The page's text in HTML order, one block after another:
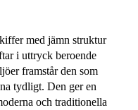
med jämn struktur
i uttryck beroende
framstår den som
tydligt. Den ger en
och traditionella